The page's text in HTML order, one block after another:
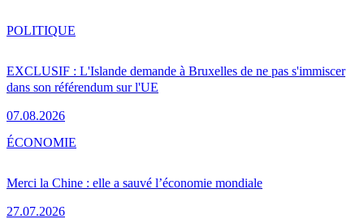
EXCLUSIF : L'Islande demande à Bruxelles de ne pas s'immiscer
dans son référendum sur l'UE
07.08.2026
POLITIQUE
Merci la Chine : elle a sauvé l’économie mondiale
27.07.2026
ÉCONOMIE